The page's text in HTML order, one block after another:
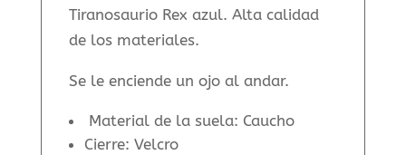
Tiranosaurio Rex azul. Alta calidad
de los materiales.
Se le enciende un ojo al andar.
Material de la suela: Caucho
Cierre: Velcro